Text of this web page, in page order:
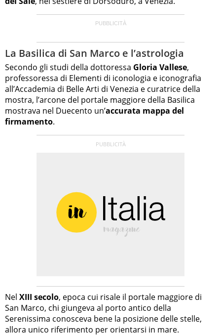
La Basilica di San Marco e l’astrologia
Secondo gli studi della dottoressa Gloria Vallese,
professoressa di Elementi di iconologia e iconografia
all’Accademia di Belle Arti di Venezia e curatrice della
mostra, l’arcone del portale maggiore della Basilica
mostrava nel Duecento un’accurata mappa del
firmamento.
Nel XIII secolo, epoca cui risale il portale maggiore di
San Marco, chi giungeva al porto antico della
Serenissima conosceva bene la posizione delle stelle,
allora unico riferimento per orientarsi in mare.